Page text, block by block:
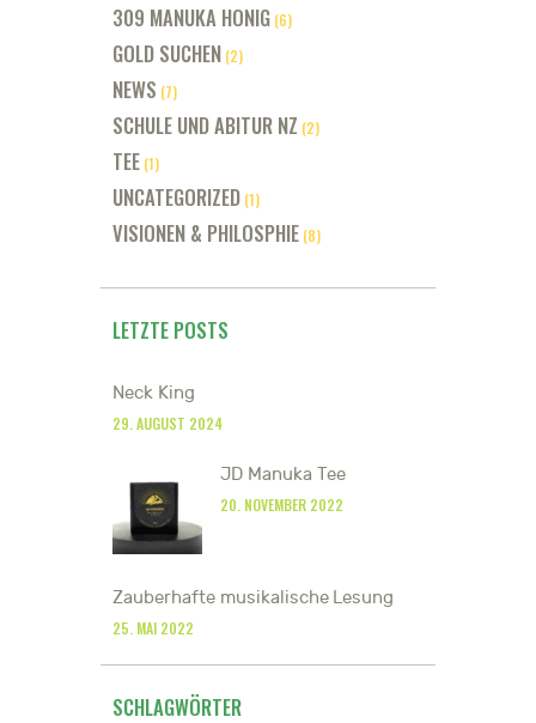
309 MANUKA HONIG (6)
GOLD SUCHEN (2)
NEWS (7)
SCHULE UND ABITUR NZ (2)
TEE (1)
UNCATEGORIZED (1)
VISIONEN & PHILOSPHIE (8)
LETZTE POSTS
Neck King
29. AUGUST 2024
JD Manuka Tee
20. NOVEMBER 2022
Zauberhafte musikalische Lesung
25. MAI 2022
SCHLAGWÖRTER